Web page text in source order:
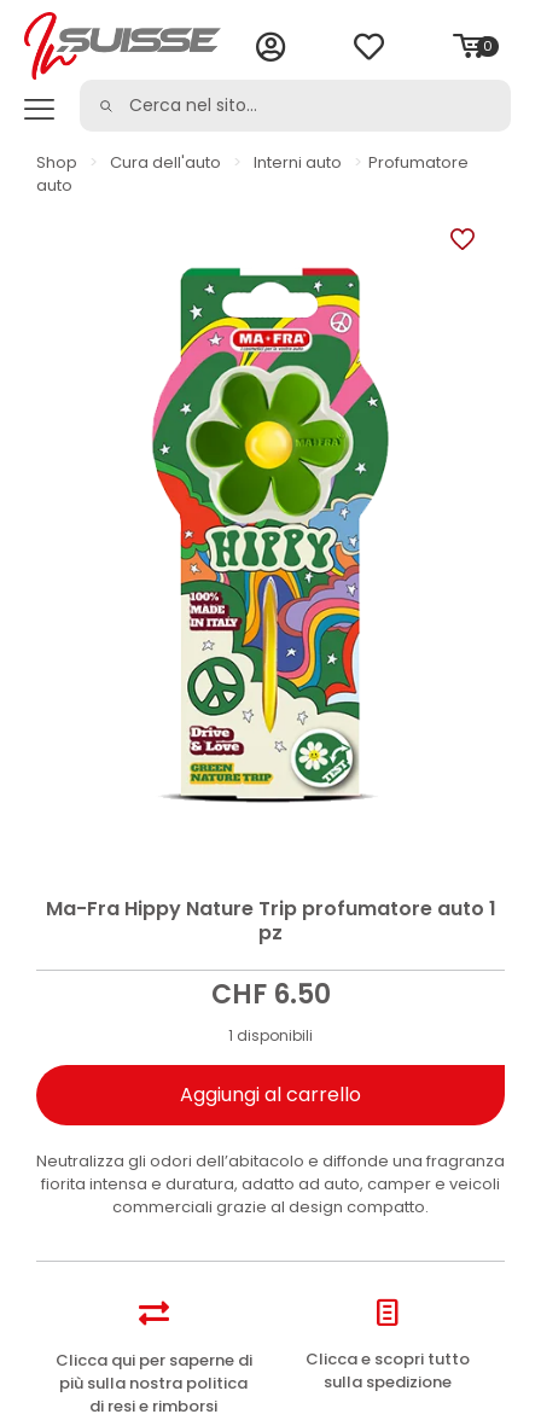
0
Shop > Cura dell'auto > Interni auto > Profumatore
auto
Ma-Fra Hippy Nature Trip profumatore auto 1
pz
CHF6.50
1 disponibili
Aggiungi al carrello
Neutralizza gli odori dell’abitacolo e diffonde una fragranza
fiorita intensa e duratura, adatto ad auto, camper e veicoli
commerciali grazie al design compatto.
Clicca qui per saperne di
più sulla nostra politica
di resi e rimborsi
Clicca e scopri tutto
sulla spedizione